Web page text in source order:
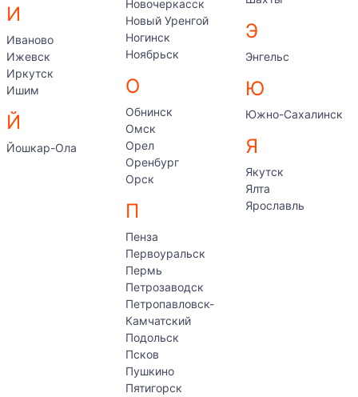
И
Иваново
Ижевск
Иркутск
Ишим
Й
Йошкар-Ола
Новочеркасск
Новый Уренгой
Ногинск
Ноябрьск
О
Обнинск
Омск
Орел
Оренбург
Орск
П
Пенза
Первоуральск
Пермь
Петрозаводск
Петропавловск-
Камчатский
Подольск
Псков
Пушкино
Пятигорск
Э
Энгельс
Ю
Южно-Сахалинск
Я
Якутск
Ялта
Ярославль